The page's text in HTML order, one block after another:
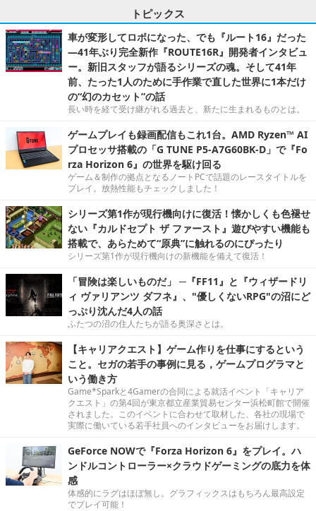
トピックス
車が変形してロボになった、でも『ルート16』だった
―41年ぶり完全新作『ROUTE16R』開発者インタビュ
ー。新旧スタッフが語るシリーズの魂。そして41年
前、たった1人のために手作業で直した世界に1本だけ
の“幻のカセット”の話
長い時を経て受け継がれる過去と、新たに生まれるものとは。
ゲームプレイも録画配信もこれ1台。AMD Ryzen™ AI
プロセッサ搭載の「G TUNE P5-A7G60BK-D」で『Fo
rza Horizon 6』の世界を駆け回る
ゲーム＆制作の拠点となるノートPCで話題のレースタイトルを
プレイ。放熱性能もチェックしました！
シリーズ第1作が現行機向けに復活！懐かしくも色褪せ
ない『カルドセプト ザ ファースト』遊びやすい機能も
搭載で、あらためて“原典”に触れるのにぴったり
シリーズ第1作が現行機向けの新機能を備えて復活！
「冒険は楽しいものだ」 ─『FF11』と『ウィザードリ
ィ ヴァリアンツ ダフネ』、"優しくないRPG"の沼にど
っぷり沈んだ4人の話
ふたつの沼の住人たちが語る奥深さとは。
【キャリアクエスト】ゲーム作りを仕事にするという
こと。セガの若手の事例に見る，ゲームプログラマと
いう働き方
Game*Sparkと4Gamerの合同による就活イベント「キャリア
クエスト」の第4回が東京都立産業貿易センター浜松町館で開催
されました。このイベントに合わせて取材した、各社の現場で
実際に働いている若手社員へのインタビューをお届けします。
GeForce NOWで『Forza Horizon 6』をプレイ。ハ
ンドルコントローラー×クラウドゲーミングの底力を体
感
体感的にラグはほぼ無し。グラフィックスはもちろん最高設定
でプレイ可能！